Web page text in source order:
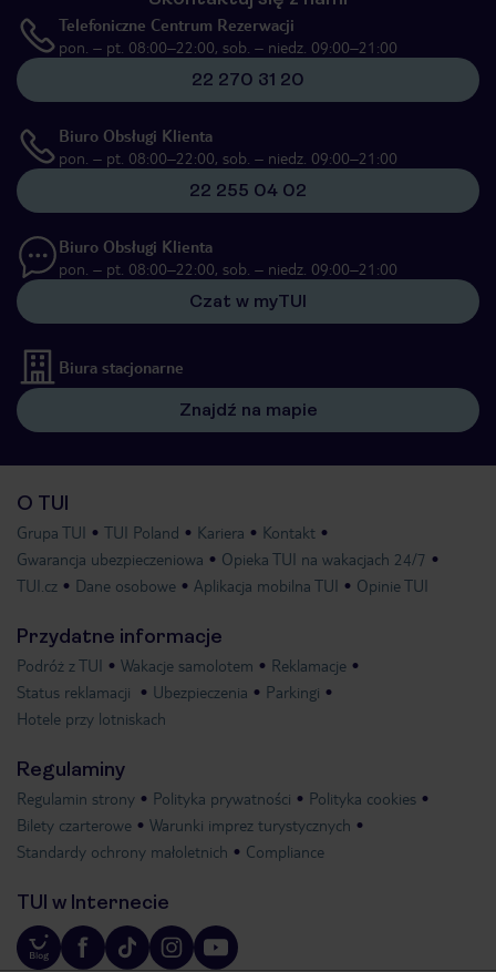
Telefoniczne Centrum Rezerwacji
pon. – pt. 08:00–22:00, sob. – niedz. 09:00–21:00
22 270 31 20
Biuro Obsługi Klienta
pon. – pt. 08:00–22:00, sob. – niedz. 09:00–21:00
22 255 04 02
Biuro Obsługi Klienta
pon. – pt. 08:00–22:00, sob. – niedz. 09:00–21:00
Czat w myTUI
Biura stacjonarne
Znajdź na mapie
O TUI
Grupa TUI TUI Poland Kariera
Kontakt
Gwarancja ubezpieczeniowa
Opieka TUI na wakacjach 24/7
TUI.cz
Dane osobowe Aplikacja mobilna TUI Opinie TUI
Przydatne informacje
Podróż z TUI Wakacje samolotem
Reklamacje
Status reklamacji
Ubezpieczenia
Parkingi
Hotele przy lotniskach
Regulaminy
Regulamin strony Polityka prywatności
Polityka cookies
Bilety czarterowe
Warunki imprez turystycznych
Standardy ochrony małoletnich
Compliance
TUI w Internecie